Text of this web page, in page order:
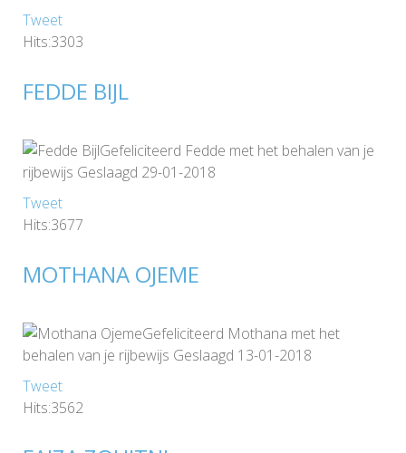
Tweet
Hits:3303
FEDDE BIJL
Gefeliciteerd Fedde met het behalen van je
rijbewijs Geslaagd 29-01-2018
Tweet
Hits:3677
MOTHANA OJEME
Gefeliciteerd Mothana met het
behalen van je rijbewijs Geslaagd 13-01-2018
Tweet
Hits:3562